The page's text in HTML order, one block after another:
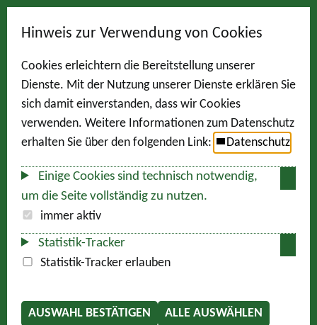
Hinweis zur Verwendung von Cookies
Cookies erleichtern die Bereitstellung unserer
Dienste. Mit der Nutzung unserer Dienste erklären Sie
sich damit einverstanden, dass wir Cookies
verwenden. Weitere Informationen zum Datenschutz
erhalten Sie über den folgenden Link:
Datenschutz
Einige Cookies sind technisch notwendig,
um die Seite vollständig zu nutzen.
immer aktiv
Statistik-Tracker
Statistik-Tracker erlauben
AUSWAHL BESTÄTIGEN
ALLE AUSWÄHLEN